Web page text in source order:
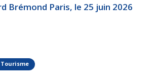
Brémond Paris, le 25 juin 2026